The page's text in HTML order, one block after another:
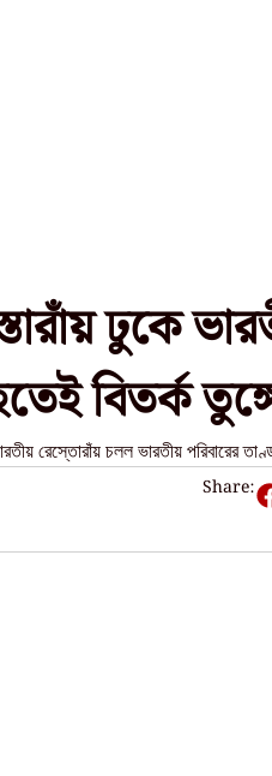
ঢুকে
বিতর্ক
রেস্তোরাঁয় চলল ভারতীয় পরিবারের
Share: